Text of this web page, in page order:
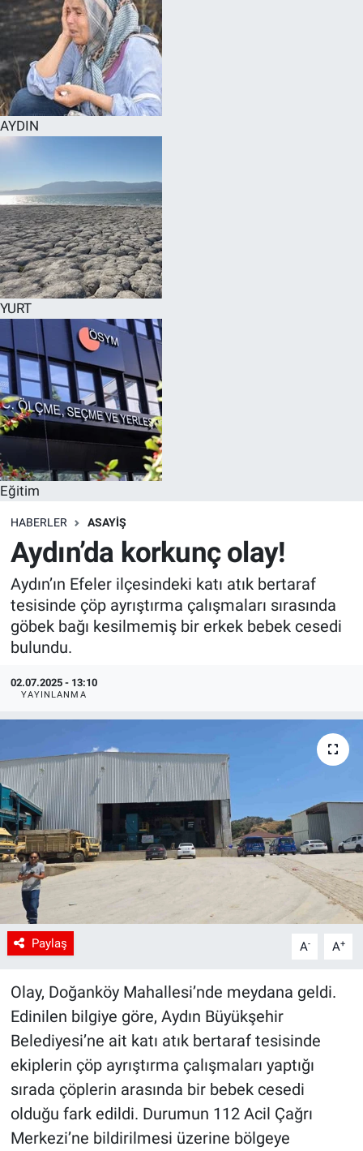
AYDIN
YURT
Eğitim
HABERLER ASAYİŞ
Aydın’da korkunç olay!
Aydın’ın Efeler ilçesindeki katı atık bertaraf
tesisinde çöp ayrıştırma çalışmaları sırasında
göbek bağı kesilmemiş bir erkek bebek cesedi
bulundu.
02.07.2025 - 13:10
YAYINLANMA
Paylaş A- A+
Olay, Doğanköy Mahallesi’nde meydana geldi.
Edinilen bilgiye göre, Aydın Büyükşehir
Belediyesi’ne ait katı atık bertaraf tesisinde
ekiplerin çöp ayrıştırma çalışmaları yaptığı
sırada çöplerin arasında bir bebek cesedi
olduğu fark edildi. Durumun 112 Acil Çağrı
Merkezi’ne bildirilmesi üzerine bölgeye